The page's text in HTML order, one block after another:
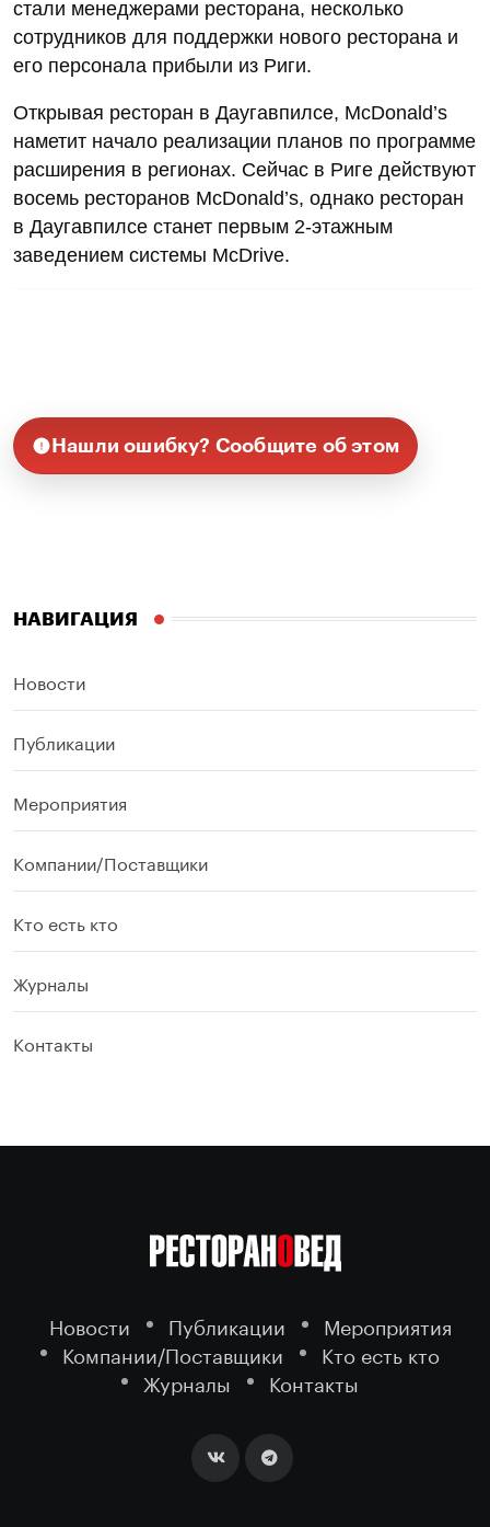
стали менеджерами ресторана, несколько
сотрудников для поддержки нового ресторана и
его персонала прибыли из Риги.
Открывая ресторан в Даугавпилсе, McDonald’s
наметит начало реализации планов по программе
расширения в регионах. Сейчас в Риге действуют
восемь ресторанов McDonald’s, однако ресторан
в Даугавпилсе станет первым 2-этажным
заведением системы McDrive.
Нашли ошибку? Сообщите об этом
НАВИГАЦИЯ
Новости
Публикации
Мероприятия
Компании/Поставщики
Кто есть кто
Журналы
Контакты
Новости Публикации
Мероприятия
Компании/Поставщики
Кто есть кто
Журналы
Контакты